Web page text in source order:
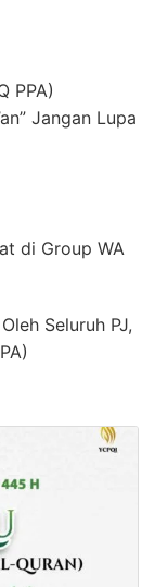
PPA)
Jangan Lupa
di Group WA
Seluruh PJ,